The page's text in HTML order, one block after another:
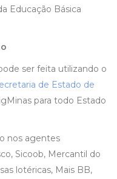
Educação Básica
ser feita utilizando o
de Estado de
para todo Estado
nos agentes
Sicoob, Mercantil do
lotéricas, Mais BB,